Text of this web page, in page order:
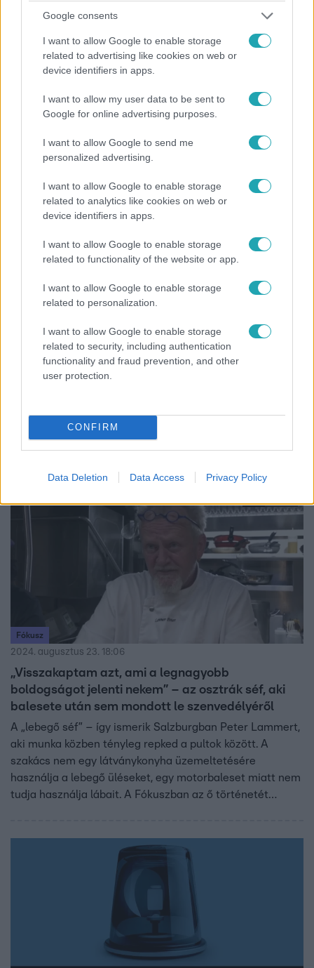
Google consents
I want to allow Google to enable storage
related to advertising like cookies on web or
device identifiers in apps.
I want to allow my user data to be sent to
Google for online advertising purposes.
I want to allow Google to send me
personalized advertising.
I want to allow Google to enable storage
related to analytics like cookies on web or
device identifiers in apps.
I want to allow Google to enable storage
related to functionality of the website or app.
I want to allow Google to enable storage
related to personalization.
I want to allow Google to enable storage
related to security, including authentication
functionality and fraud prevention, and other
user protection.
CONFIRM
Data Deletion Data Access Privacy Policy
a tavaszra!
tudjuk, mit kell tenni baj esetén? Bognár Péter, az X-aid
Biker Egyesület elnöke szerint nem árt frissíteni
menthet. A motoros szezon kezdetén gyakoriak a
balesetek, és ezek könnyen végzetesek lehetnek.
2025. február 6. 11:13
Tichi Ákos motorbalesetben vesztette el lábait,
most újra szembe nézett a múlttal
Három évvel ezelőtt egy szerpentinen történt baleset
következtében Tichi Ákos elveszítette a lábait, mégis
fizikai, hanem a mentális küzdelemről is szól: az
megbékélésről. Most, évekkel később, a Fókusz kamerái
a múlttal és megossza tapasztalatait másokkal.
Fókusz
2024. augusztus 23. 18:06
„Visszakaptam azt, ami a legnagyobb
boldogságot jelenti nekem” – az osztrák séf, aki
balesete után sem mondott le szenvedélyéről
A „lebegő séf” – így ismerik Salzburgban Peter Lammert,
aki munka közben tényleg repked a pultok között. A
szakács nem egy látványkonyha üzemeltetésére
használja a lebegő üléseket, egy motorbaleset miatt nem
tudja használja lábait. A Fókuszban az ő történetét